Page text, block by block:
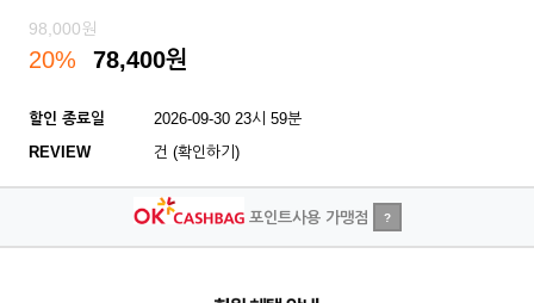
98,000원
20% 78,400원
할인 종료일
2026-09-30 23시 59분
REVIEW
건 (확인하기)
포인트사용 가맹점 ?